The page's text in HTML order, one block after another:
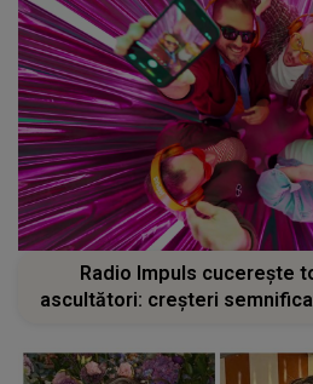
Radio Impuls cucerește
ascultători: creșteri